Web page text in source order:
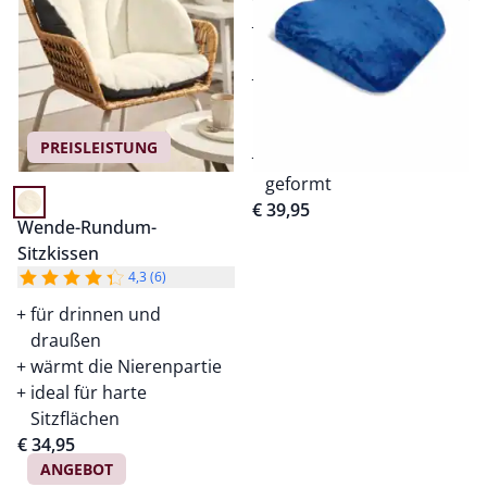
PREISLEISTUNG
Wende-Rundum-
Sitzkissen
4,3 (6)
für drinnen und
draußen
wärmt die Nierenpartie
ideal für harte
Sitzflächen
€ 34,95
verbessert die
Sitzposition
geformt
€ 39,95
ANGEBOT